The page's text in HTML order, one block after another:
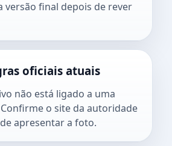
versão final depois de rever
oficiais atuais
não está ligado a uma
o site da autoridade
apresentar a foto.